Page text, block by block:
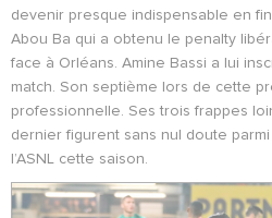
devenir presque indispensable en fin
Abou Ba qui a obtenu le penalty
face à Orléans. Amine Bassi a lui
match. Son septième lors de cette
professionnelle. Ses trois frappes
dernier figurent sans nul doute
l’ASNL cette saison.